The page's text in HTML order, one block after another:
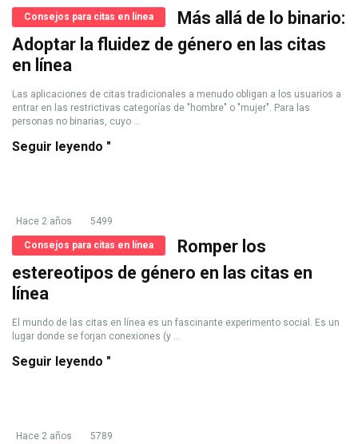
Consejos para citas en línea
Más allá de lo binario:
Adoptar la fluidez de género en las citas
en línea
Las aplicaciones de citas tradicionales a menudo obligan a los usuarios a
entrar en las restrictivas categorías de "hombre" o "mujer". Para las
personas no binarias, cuyo ...
Seguir leyendo "
Hace 2 años 5499
Consejos para citas en línea
Romper los
estereotipos de género en las citas en
línea
El mundo de las citas en línea es un fascinante experimento social. Es un
lugar donde se forjan conexiones (y ...
Seguir leyendo "
Hace 2 años 5789